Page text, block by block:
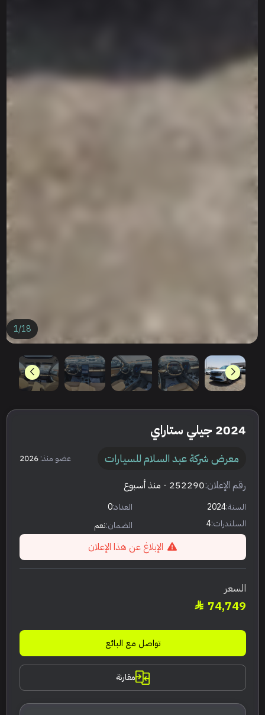
1/18
2024 جيلي ستاراي
معرض شركة عبد السلام للسيارات عضو منذ:2026
رقم الإعلان:252290 - منذ أسبوع
السنة:2024 العداد:0
السلندرات:4 الضمان:نعم
الإبلاغ عن هذا الإعلان
السعر
74,749
تواصل مع البائع
مقارنة